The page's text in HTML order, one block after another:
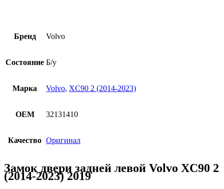
Бренд Volvo
Состояние Б/у
Марка Volvo, XC90 2 (2014-2023)
OEM 32131410
Качество Оригинал
Замок двери задней левой Volvo XC90 2
(2014-2023) 2019